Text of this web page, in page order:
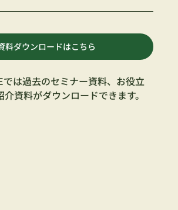
料ダウンロードはこちら
は過去のセミナー資料、お役立
資料がダウンロードできます。